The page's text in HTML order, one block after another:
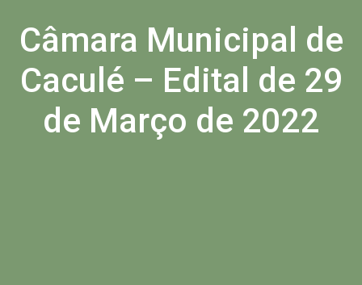
Câmara Municipal de
Caculé – Edital de 29
de Março de 2022